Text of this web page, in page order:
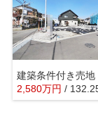
2,580万円 /